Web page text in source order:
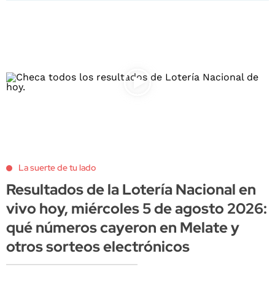
La suerte de tu lado
Resultados de la Lotería Nacional en
vivo hoy, miércoles 5 de agosto 2026:
qué números cayeron en Melate y
otros sorteos electrónicos